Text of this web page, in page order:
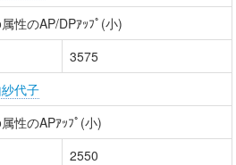
性のAP/DPｱｯﾌﾟ(小)
3575
代子
性のAPｱｯﾌﾟ(小)
2550